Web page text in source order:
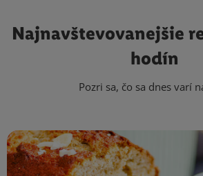
Najnavštevovanejšie
hodín
Pozri sa, čo sa dnes varí